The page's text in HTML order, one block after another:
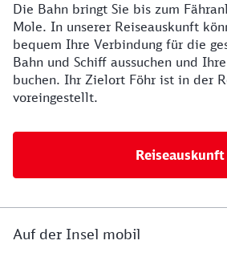
Die Bahn bringt Sie bis zum
Mole. In unserer Reiseauskunft
bequem Ihre Verbindung für die
Bahn und Schiff aussuchen und
buchen. Ihr Zielort Föhr ist in der
voreingestellt.
Reiseauskunft
Auf der Insel mobil